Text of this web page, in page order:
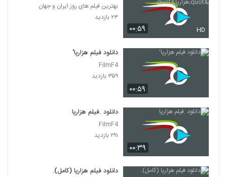
۰۰:۵۹ HD
بهترین فیلم های روز ایران و جهان
۲۳ بازدید
۰۰:۵۹
دانلود فیلم هزارپا'
FilmF4
۳۵۹ بازدید
۰۰:۳۹
دانلود .فیلم هزارپا
FilmF4
۲۹۱ بازدید
دانلود فیلم هزارپا (کامل).